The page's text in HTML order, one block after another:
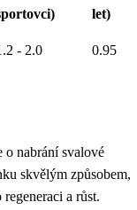
let)
- 2.0 0.95
o nabrání svalové
skvělým způsobem,
a růst.